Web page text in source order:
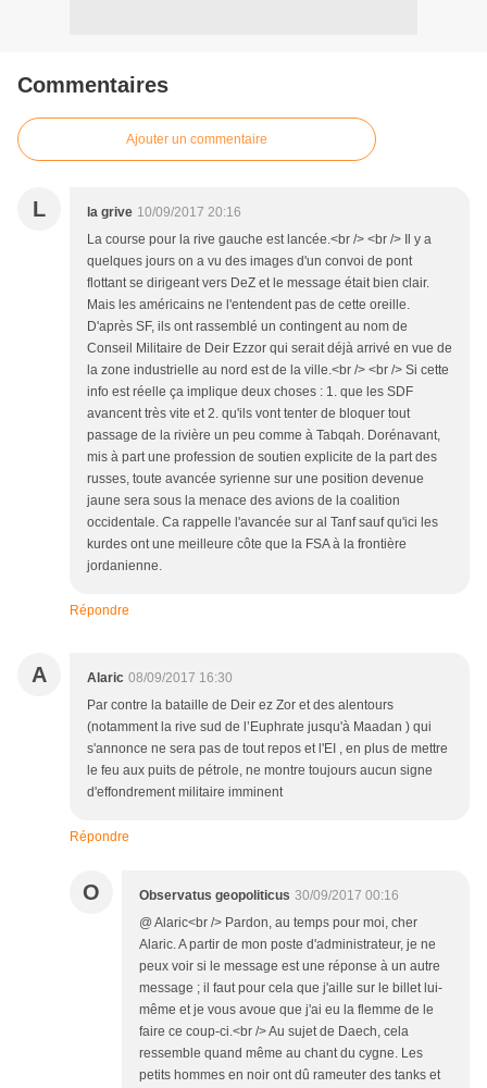
Commentaires
Ajouter un commentaire
L la grive 10/09/2017 20:16
La course pour la rive gauche est lancée.<br /> <br /> Il y a
quelques jours on a vu des images d'un convoi de pont
flottant se dirigeant vers DeZ et le message était bien clair.
Mais les américains ne l'entendent pas de cette oreille.
D'après SF, ils ont rassemblé un contingent au nom de
Conseil Militaire de Deir Ezzor qui serait déjà arrivé en vue de
la zone industrielle au nord est de la ville.<br /> <br /> Si cette
info est réelle ça implique deux choses : 1. que les SDF
avancent très vite et 2. qu'ils vont tenter de bloquer tout
passage de la rivière un peu comme à Tabqah. Dorénavant,
mis à part une profession de soutien explicite de la part des
russes, toute avancée syrienne sur une position devenue
jaune sera sous la menace des avions de la coalition
occidentale. Ca rappelle l'avancée sur al Tanf sauf qu'ici les
kurdes ont une meilleure côte que la FSA à la frontière
jordanienne.
Répondre
A Alaric 08/09/2017 16:30
Par contre la bataille de Deir ez Zor et des alentours
(notamment la rive sud de l’Euphrate jusqu'à Maadan ) qui
s'annonce ne sera pas de tout repos et l'EI , en plus de mettre
le feu aux puits de pétrole, ne montre toujours aucun signe
d'effondrement militaire imminent
Répondre
O Observatus geopoliticus 30/09/2017 00:16
@ Alaric<br /> Pardon, au temps pour moi, cher
Alaric. A partir de mon poste d'administrateur, je ne
peux voir si le message est une réponse à un autre
message ; il faut pour cela que j'aille sur le billet lui-
même et je vous avoue que j'ai eu la flemme de le
faire ce coup-ci.<br /> Au sujet de Daech, cela
ressemble quand même au chant du cygne. Les
petits hommes en noir ont dû rameuter des tanks et